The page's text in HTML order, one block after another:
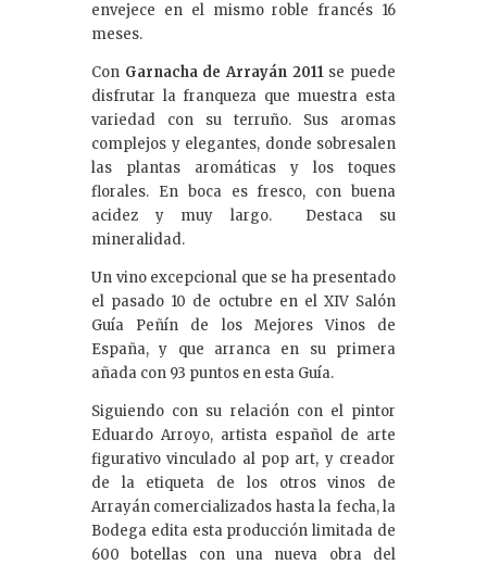
envejece en el mismo roble francés 16
meses.
Con Garnacha de Arrayán 2011se puede
disfrutar la franqueza que muestra esta
variedad con su terruño. Sus aromas
complejos y elegantes, donde sobresalen
las plantas aromáticas y los toques
florales. En boca es fresco, con buena
acidez y muy largo. Destaca su
mineralidad.
Un vino excepcional que se ha presentado
el pasado 10 de octubre en el XIV Salón
Guía Peñín de los Mejores Vinos de
España, y que arranca en su primera
añada con 93 puntos en esta Guía.
Siguiendo con su relación con el pintor
Eduardo Arroyo, artista español de arte
figurativo vinculado al pop art, y creador
de la etiqueta de los otros vinos de
Arrayán comercializados hasta la fecha, la
Bodega edita esta producción limitada de
600 botellas con una nueva obra del